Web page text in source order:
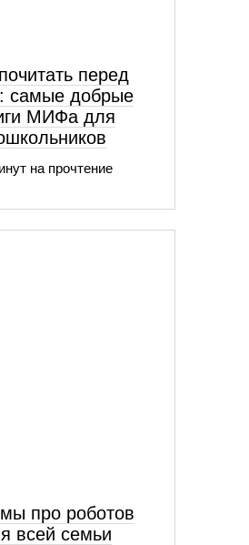
перед
самые добрые
МИФа для
на прочтение
про роботов
всей семьи